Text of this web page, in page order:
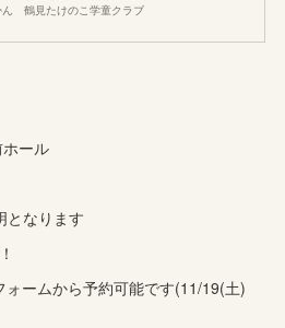
ん 鶴見たけのこ学童クラブ
ール
となります
ームから予約可能です(11/19(土)